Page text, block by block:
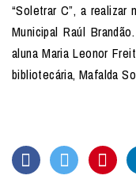
“Soletrar C”, a realizar
Municipal Raúl
aluna Maria Leonor
bibliotecária, Mafalda